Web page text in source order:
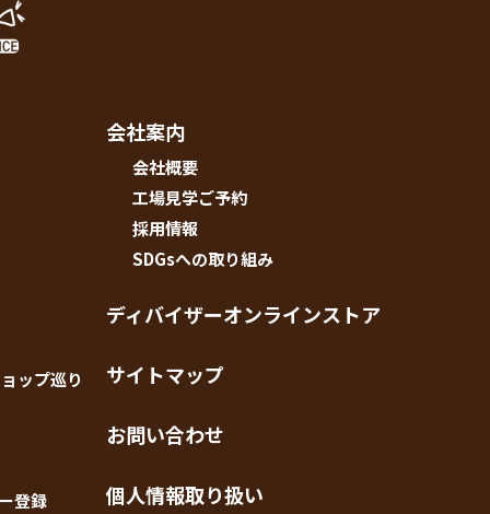
ップ巡り
登録
会社案内
会社概要
工場見学ご予約
採用情報
SDGsへの取り組み
ディバイザーオンラインストア
サイトマップ
お問い合わせ
個人情報取り扱い